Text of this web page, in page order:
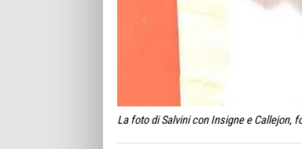
La foto di Salvini con Insigne e Callejon,